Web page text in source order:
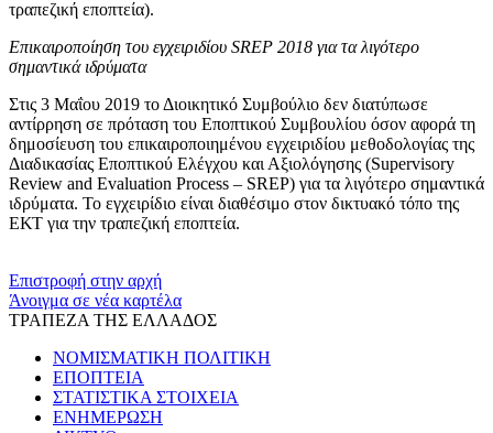
τραπεζική εποπτεία).
Επικαιροποίηση του εγχειριδίου SREP 2018 για τα λιγότερο
σημαντικά ιδρύματα
Στις 3 Μαΐου 2019 το Διοικητικό Συμβούλιο δεν διατύπωσε
αντίρρηση σε πρόταση του Εποπτικού Συμβουλίου όσον αφορά τη
δημοσίευση του επικαιροποιημένου εγχειριδίου μεθοδολογίας της
Διαδικασίας Εποπτικού Ελέγχου και Αξιολόγησης (Supervisory
Review and Evaluation Process – SREP) για τα λιγότερο σημαντικά
ιδρύματα. Το εγχειρίδιο είναι διαθέσιμο στον δικτυακό τόπο της
ΕΚΤ για την τραπεζική εποπτεία.
Επιστροφή στην αρχή
Άνοιγμα σε νέα καρτέλα
ΤΡΑΠΕΖΑ ΤΗΣ ΕΛΛΑΔΟΣ
ΝΟΜΙΣΜΑΤΙΚΗ ΠΟΛΙΤΙΚΗ
ΕΠΟΠΤΕΙΑ
ΣΤΑΤΙΣΤΙΚΑ ΣΤΟΙΧΕΙΑ
ΕΝΗΜΕΡΩΣΗ